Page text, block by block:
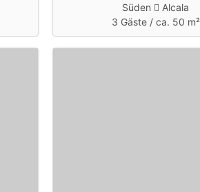
Süden
Alcala
3 Gäste / ca. 50 m²